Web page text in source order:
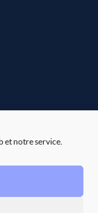
et notre service.